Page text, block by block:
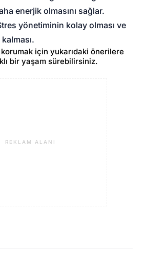
enerjik olmasını sağlar.
yönetiminin kolay olması ve
korumak için yukarıdaki önerilere
bir yaşam sürebilirsiniz.
REKLAM ALANI